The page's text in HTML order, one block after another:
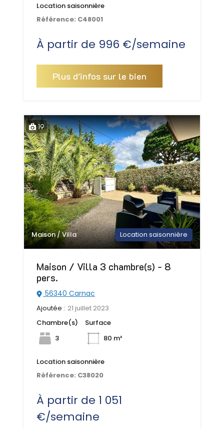
Location saisonnière
Référence: C48001
À partir de 996 €/semaine
Plus d'infos sur le bien
19
Maison / Villa Location saisonnière
Maison / Villa 3 chambre(s) - 8
pers.
56340 Carnac
Ajoutée : 21 juillet 2023
Chambre(s)
3
Surface
80 m²
Location saisonnière
Référence: C38020
À partir de 1 051
€/semaine